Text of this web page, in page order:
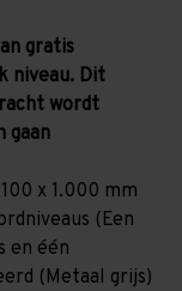
gratis
niveau. Dit
wordt
gaan
x 1.000 mm
(Een
en één
(Metaal grijs)